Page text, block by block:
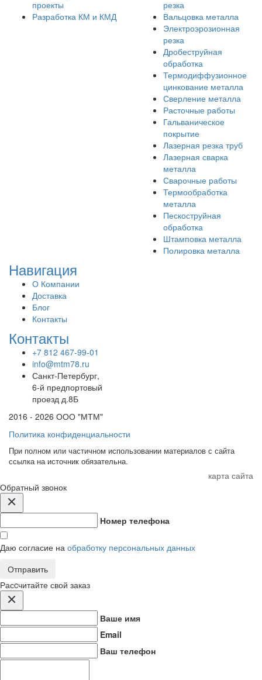
проекты
Разработка КМ и КМД
резка
Вальцовка металла
Электроэрозионная
резка
Дробеструйная
обработка
Термодиффузионное
цинкование металла
Сверление металла
Расточные работы
Гальваническое
покрытие
Лазерная резка труб
Лазерная сварка
металла
Сварочные работы
Термообработка
металла
Пескоструйная
обработка
Штамповка металла
Полировка металла
Навигация
О Компании
Доставка
Блог
Контакты
Контакты
+7 812 467-99-01
info@mtm78.ru
Санкт-Петербург,
6-й предпортовый
проезд д.8Б
2016 - 2026 ООО "МТМ"
Политика конфиденциальности
При полном или частичном использовании материалов с сайта
ссылка на источник обязательна.
карта сайта
Обратный звонок
Номер телефона
Даю согласие на обработку персональных данных
Отправить
Расcчитайте свой заказ
Ваше имя
Email
Ваш телефон